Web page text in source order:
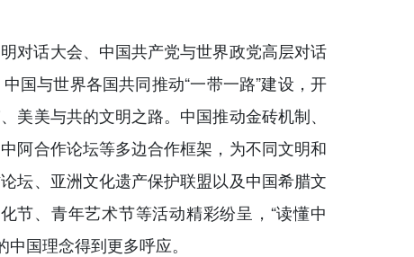
话大会、中国共产党与世界政党高层对话
国与世界各国共同推动“一带一路”建设，开
美与共的文明之路。中国推动金砖机制、
阿合作论坛等多边合作框架，为不同文明和
坛、亚洲文化遗产保护联盟以及中国希腊文
节、青年艺术节等活动精彩纷呈，“读懂中
国理念得到更多呼应。